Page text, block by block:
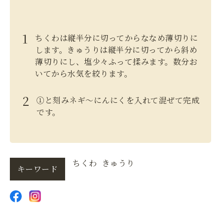
ちくわは縦半分に切ってからななめ薄切りに
します。きゅうりは縦半分に切ってから斜め
薄切りにし、塩少々ふって揉みます。数分お
いてから水気を絞ります。
①と刻みネギ～にんにくを入れて混ぜて完成
です。
キーワード
ちくわ きゅうり